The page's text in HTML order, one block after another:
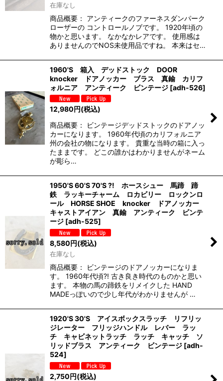
在庫なし
商品概要： アンティークのファーネスダンパーク
ローザーの コントロールノブです。 1920年頃の
物かと思います。 なかなかレアです。 使用感は
ありませんのでNOS未使用品ですね。 本来はセ…
1960'S 箱入 デッドストック DOOR
knocker ドアノッカー ブラス 真鍮 カリフ
ォルニア アンティーク ビンテージ [adh-526]
12,980円(税込)
商品概要： ビンテージデッドストックのドアノッ
カーになります。 1960年代頃のカリフォルニア
州の会社の物になります。 貴重な当時の箱に入っ
たままです。 どこの誰かはわかりませんがネーム
が彫ら…
1950'S 60'S 70'S ?! ホースシュー 馬蹄 蹄
鉄 ラッキーチャーム ロカビリー ロックンロ
ール HORSE SHOE knocker ドアノッカー
キャストアイアン 真鍮 アンティーク ビンテ
ージ [adh-525]
8,580円(税込)
在庫なし
商品概要： ビンテージのドアノッカーになりま
す。 1960年代頃?! 古き良き時代のものかと思い
ます。 本物の馬の蹄鉄をリメイクした HAND
MADEっぽいので少し年代がわかりませんが …
1920'S 30'S アイスボックスラッチ リフリッ
ジレーター フリッジハンドル レバー ラッ
チ キャビネットラッチ ラッチ キャッチ ソ
リッドブラス アンティーク ビンテージ [adh-
524]
2,750円(税込)